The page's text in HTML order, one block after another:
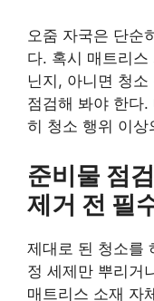
오줌 자국은 단순
다. 혹시 매트리
닌지, 아니면 청
점검해 봐야 한다
히 청소 행위 이상
준비물 점
제거 전 필
제대로 된 청소를
정 세제만 뿌리거
매트리스 소재 자